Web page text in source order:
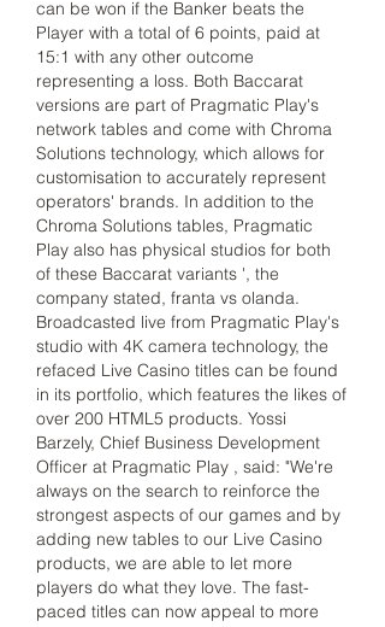
can be won if the Banker beats the
Player with a total of 6 points, paid at
15:1 with any other outcome
representing a loss. Both Baccarat
versions are part of Pragmatic Play's
network tables and come with Chroma
Solutions technology, which allows for
customisation to accurately represent
operators' brands. In addition to the
Chroma Solutions tables, Pragmatic
Play also has physical studios for both
of these Baccarat variants ', the
company stated, franta vs olanda.
Broadcasted live from Pragmatic Play's
studio with 4K camera technology, the
refaced Live Casino titles can be found
in its portfolio, which features the likes of
over 200 HTML5 products. Yossi
Barzely, Chief Business Development
Officer at Pragmatic Play , said: "We're
always on the search to reinforce the
strongest aspects of our games and by
adding new tables to our Live Casino
products, we are able to let more
players do what they love. The fast-
paced titles can now appeal to more